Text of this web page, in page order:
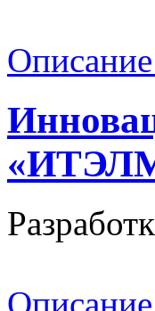
Описание
Описание